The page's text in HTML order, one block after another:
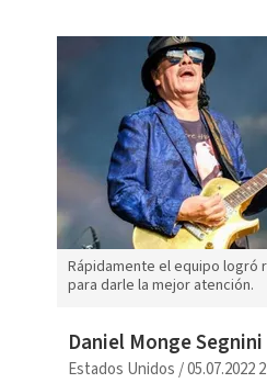
Rápidamente el equipo logró
para darle la mejor atención.
Daniel Monge Segnini
Estados Unidos /05.07.2022